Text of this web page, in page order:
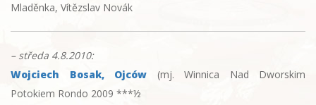
Mladěnka, Vítězslav Novák
– středa 4.8.2010:
Wojciech Bosak, Ojców (mj. Winnica Nad Dworskim
Potokiem Rondo 2009 ***½